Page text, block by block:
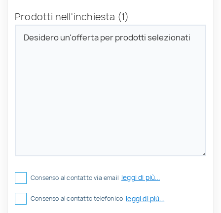
Prodotti nell'inchiesta (1)
Consenso al contatto via email leggi di più...
Consenso al contatto telefonico leggi di più...